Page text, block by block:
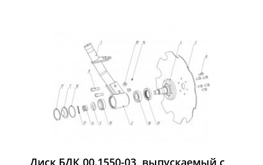
Диск БДК 00.1550-03, выпускаемый с